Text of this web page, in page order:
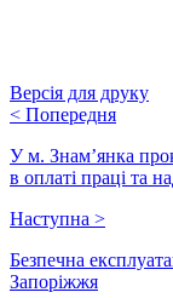
Версія для друку
< Попередня
У м. Знам’янка
в оплаті праці та
Наступна >
Безпечна
Запоріжжя